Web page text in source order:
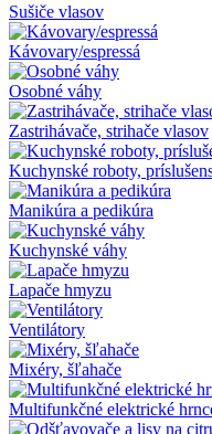
Sušiče vlasov
Kávovary/espressá
Osobné váhy
Zastrihávače, strihače vlasov
Kuchynské roboty,
Manikúra a pedikúra
Kuchynské váhy
Lapače hmyzu
Ventilátory
Mixéry, šľahače
Multifunkčné elektrické